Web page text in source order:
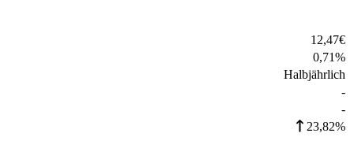
12,47€
0,71%
Halbjährlich
-
-
23,82%